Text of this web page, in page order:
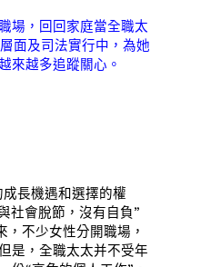
場，回回家庭當全職太
面及司法實行中，為她
來越多追蹤關心。
長機遇和選擇的權
社會脫節，沒有自負”
不少女性分開職場，
是，全職太太并不受年